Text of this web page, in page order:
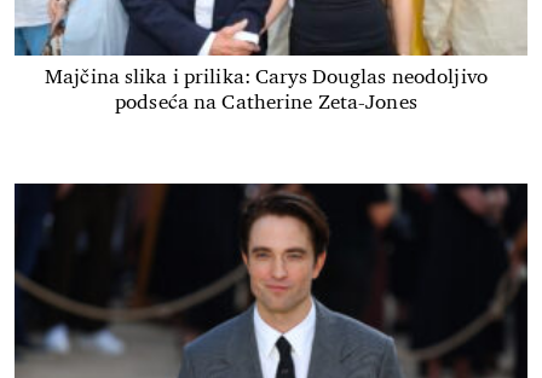
Majčina slika i prilika: Carys Douglas neodoljivo
podseća na Catherine Zeta-Jones